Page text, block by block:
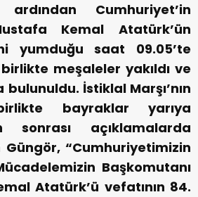
ardından Cumhuriyet’in
Kemal Atatürk’ün
yumduğu saat 09.05’te
meşaleler yakıldı ve
İstiklal Marşı’nın
bayraklar yarıya
sonrası açıklamalarda
“Cumhuriyetimizin
Başkomutanı
Atatürk’ü vefatının 84.